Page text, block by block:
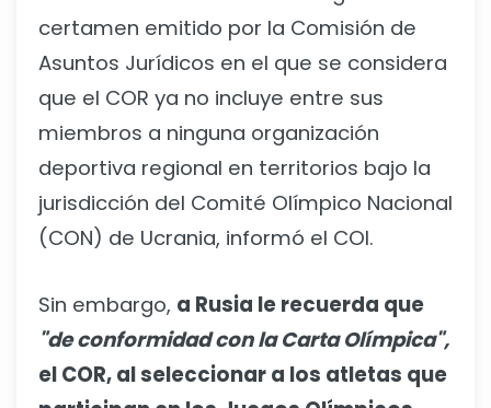
certamen emitido por la Comisión de
Asuntos Jurídicos en el que se considera
que el COR ya no incluye entre sus
miembros a ninguna organización
deportiva regional en territorios bajo la
jurisdicción del Comité Olímpico Nacional
(CON) de Ucrania, informó el COI.
Sin embargo, a Rusia le recuerda que
"de conformidad con la Carta Olímpica",
el COR, al seleccionar a los atletas que